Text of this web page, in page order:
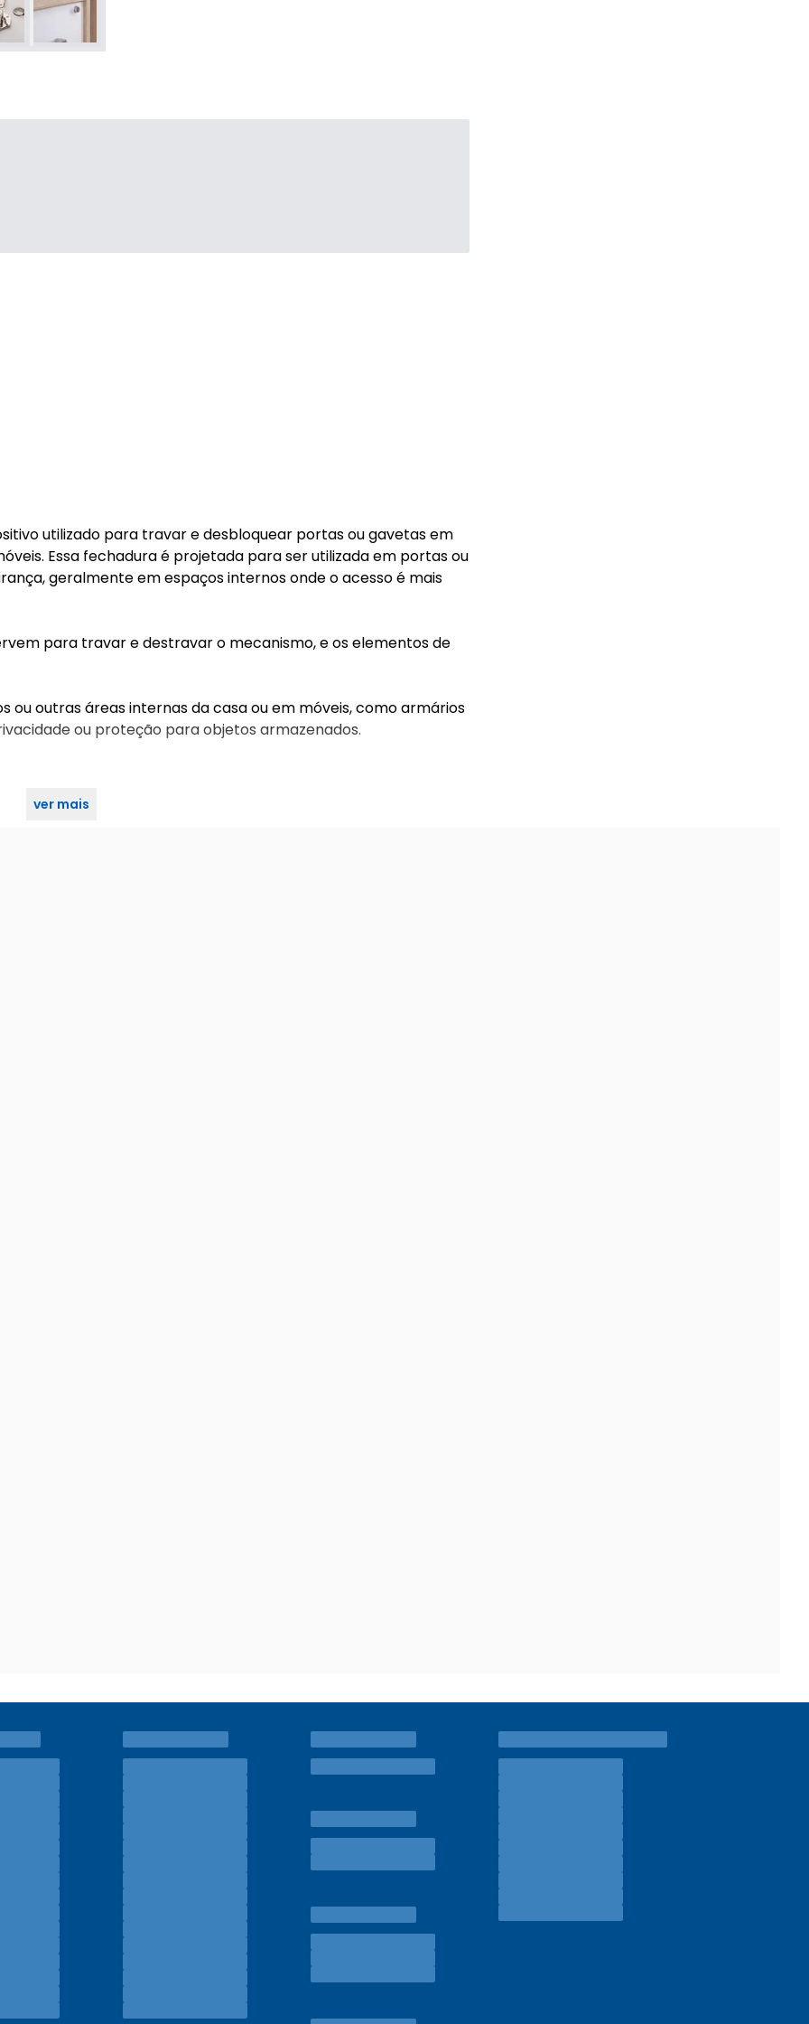
utilizado para travar e desbloquear portas ou gavetas em
Essa fechadura é projetada para ser utilizada em portas ou
geralmente em espaços internos onde o acesso é mais
para travar e destravar o mecanismo, e os elementos de
ou outras áreas internas da casa ou em móveis, como armários
ou proteção para objetos armazenados.
ver mais